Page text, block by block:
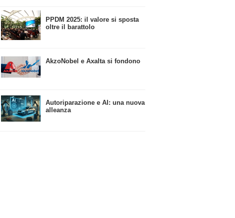
​PPDM 2025: il valore si sposta
oltre il barattolo
​AkzoNobel e Axalta si fondono
Autoriparazione e AI: una nuova
alleanza